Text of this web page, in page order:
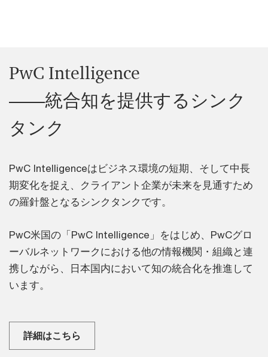
PwC Intelligence
――統合知を提供するシンク
タンク
PwC Intelligenceはビジネス環境の短期、そして中長
期変化を捉え、クライアント企業が未来を見通すため
の羅針盤となるシンクタンクです。
PwC米国の「PwC Intelligence」をはじめ、PwCグロ
ーバルネットワークにおける他の情報機関・組織と連
携しながら、日本国内において知の統合化を推進して
います。
詳細はこちら